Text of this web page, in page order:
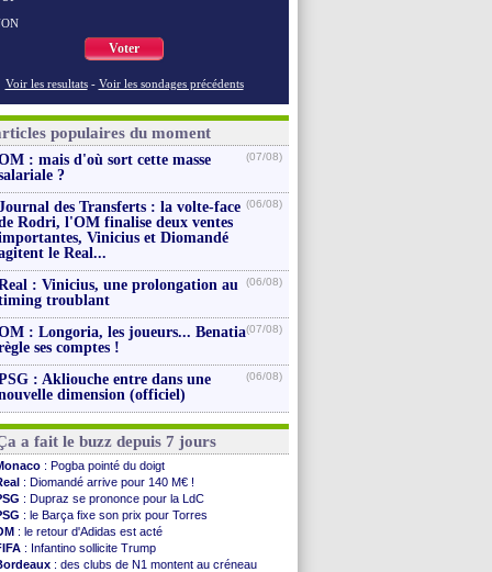
Voter
Voir les resultats - Voir les sondages précédents
populaires du moment
: mais d'où sort cette masse
?
(07/08)
des Transferts : la volte-face
Rodri, l'OM finalise deux ventes
Vinicius et Diomandé
le Real...
(06/08)
: Vinicius, une prolongation au
troublant
(06/08)
: Longoria, les joueurs... Benatia
ses comptes !
(07/08)
: Akliouche entre dans une
dimension (officiel)
(06/08)
a fait le buzz depuis 7 jours
: Pogba pointé du doigt
: Diomandé arrive pour 140 M€ !
: Dupraz se prononce pour la LdC
: le Barça fixe son prix pour Torres
: le retour d'Adidas est acté
: Infantino sollicite Trump
: des clubs de N1 montent au créneau